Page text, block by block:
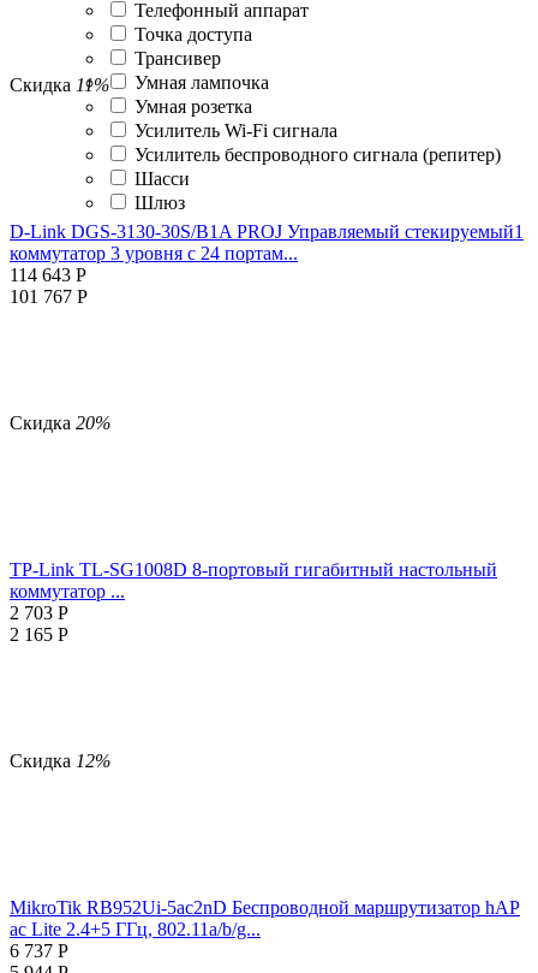
Телефонный аппарат
Точка доступа
Трансивер
Умная лампочка
Умная розетка
Усилитель Wi-Fi сигнала
Усилитель беспроводного сигнала (репитер)
Шасси
Шлюз
Скидка 11%
D-Link DGS-3130-30S/B1A PROJ Управляемый стекируемый1
коммутатор 3 уровня с 24 портам...
114 643 Р
101 767 Р
Скидка 20%
TP-Link TL-SG1008D 8-портовый гигабитный настольный
коммутатор ...
2 703 Р
2 165 Р
Скидка 12%
MikroTik RB952Ui-5ac2nD Беспроводной маршрутизатор hAP
ac Lite 2.4+5 ГГц, 802.11a/b/g...
6 737 Р